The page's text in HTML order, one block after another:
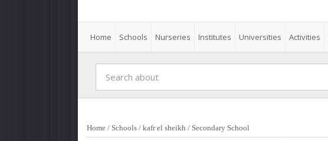
Home Schools Nurseries Institutes Universities Activities
Home / Schools / kafr el sheikh / Secondary School